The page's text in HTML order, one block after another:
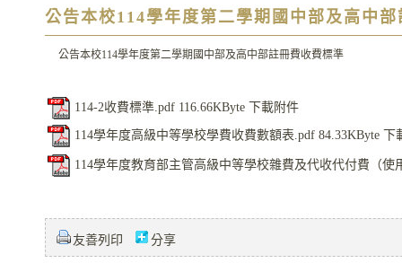
公告本校114學年度第二學期國中部及高中
公告本校114學年度第二學期國中部及高中部註冊費收費標準
114-2收費標準.pdf 116.66KByte 下載附件
114學年度高級中等學校學費收費數額表.pdf 84.33KByte 下
114學年度教育部主管高級中等學校雜費及代收代付費（使
友善列印 分享